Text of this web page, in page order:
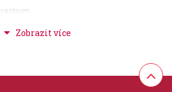
tunel
a vyvážený tón ve všech polohách.